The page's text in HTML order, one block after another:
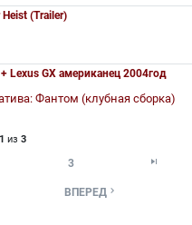
(Trailer)
Lexus GX американец 2004год
Фантом (клубная сборка)
1 из 3
3 
ВПЕРЕД 